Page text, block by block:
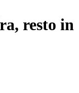
resto in